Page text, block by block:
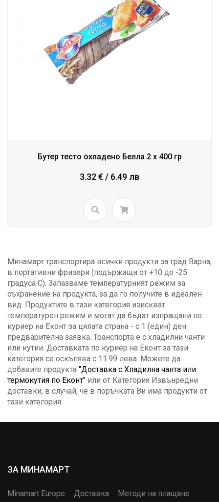
Бутер тесто охладено Белла 2 x 400 гр
3.32 € / 6.49 лв
Минамарт транспортира всички продукти за град Варна,
в портативни фризери (подържащи от +10 до -25
градуса C). Запазваме температурният режим за
съхранение на продукта, за да го получите в идеален
вид. Продуктите в тази категория изискват
температурен режим и могат да бъдат изпращани по
куриер на Еконт за цялата страна - с 1 (един) ден
предварителна заявка. Транспорта е с хладилни чанти
или кутии. Доставката по куриер на Еконт за тази
категория се оскъпява с 11.99 лева. Можете да
добавите продукта "Доставка с Хладилна чанта или
термокутия по Еконт" или от Категория Извънредни
доставки, в случай, че в поръчката Ви има продукти от
тази категория.
ЗА МИНАМАРТ
Minamart Europe Доставка
Методи на плащане